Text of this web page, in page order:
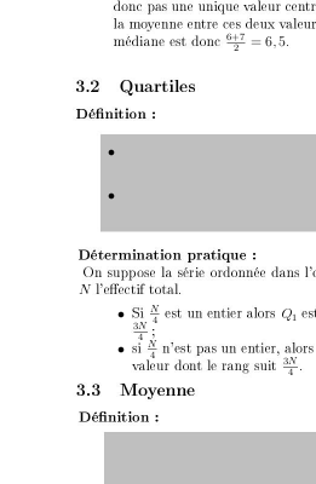
6+7
2 = 6 ,5
•
•
N
•
N
4 Q1
3N
4
•
N
4
3N
4